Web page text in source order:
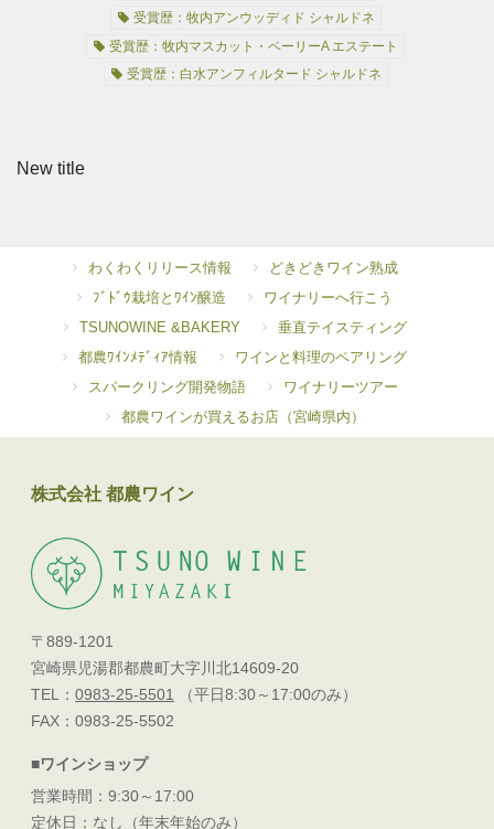
受賞歴：牧内アンウッディド シャルドネ
受賞歴：牧内マスカット・ベーリーA エステート
受賞歴：白水アンフィルタード シャルドネ
New title
わくわくリリース情報
どきどきワイン熟成
ﾌﾞﾄﾞｳ栽培とﾜｲﾝ醸造
ワイナリーへ行こう
TSUNOWINE &BAKERY
垂直テイスティング
都農ﾜｲﾝﾒﾃﾞｨｱ情報
ワインと料理のペアリング
スパークリング開発物語
ワイナリーツアー
都農ワインが買えるお店（宮崎県内）
株式会社 都農ワイン
〒889-1201
宮崎県児湯郡都農町大字川北14609-20
TEL：0983-25-5501 （平日8:30～17:00のみ）
FAX：0983-25-5502
■ワインショップ
営業時間：9:30～17:00
定休日：なし（年末年始のみ）